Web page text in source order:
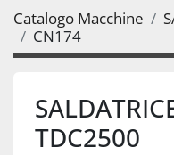
Catalogo Macchine
CN174
TDC2500